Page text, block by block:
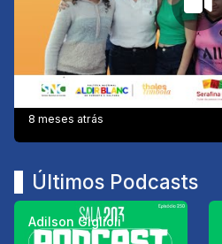
8 meses atrás
Últimos Podcasts
Adilson Giglioli